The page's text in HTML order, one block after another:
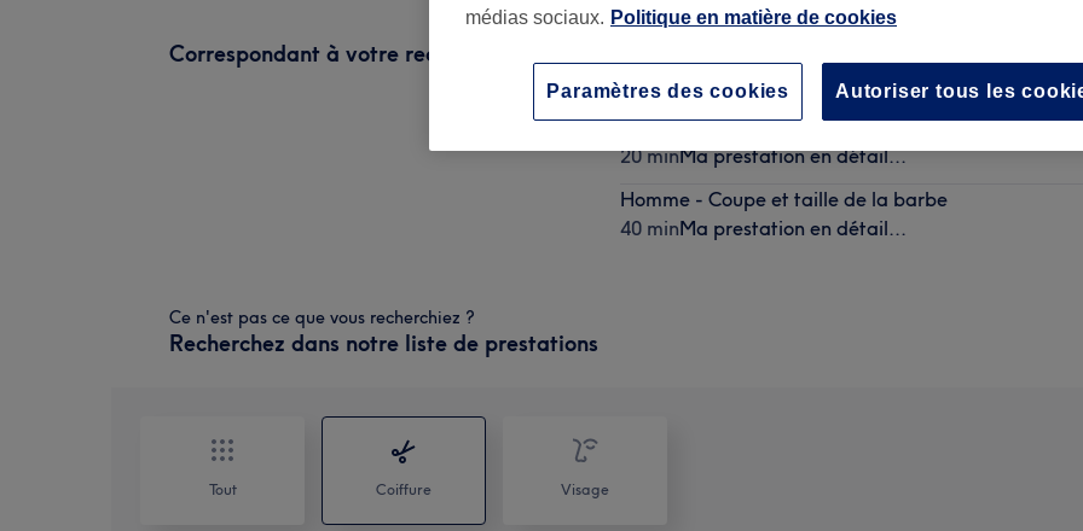
Correspondant à votre recherche
30 minMa prestation en détail...
Garçon - Coupe
20 minMa prestation en détail...
Homme - Coupe et taille de la barbe
40 minMa prestation en détail...
Ce n'est pas ce que vous recherchiez ?
Recherchez dans notre liste de prestations
Tout Coiffure Visage
médias sociaux. Politique en matière de cookies
Autoriser tous les
Paramètres des cookies